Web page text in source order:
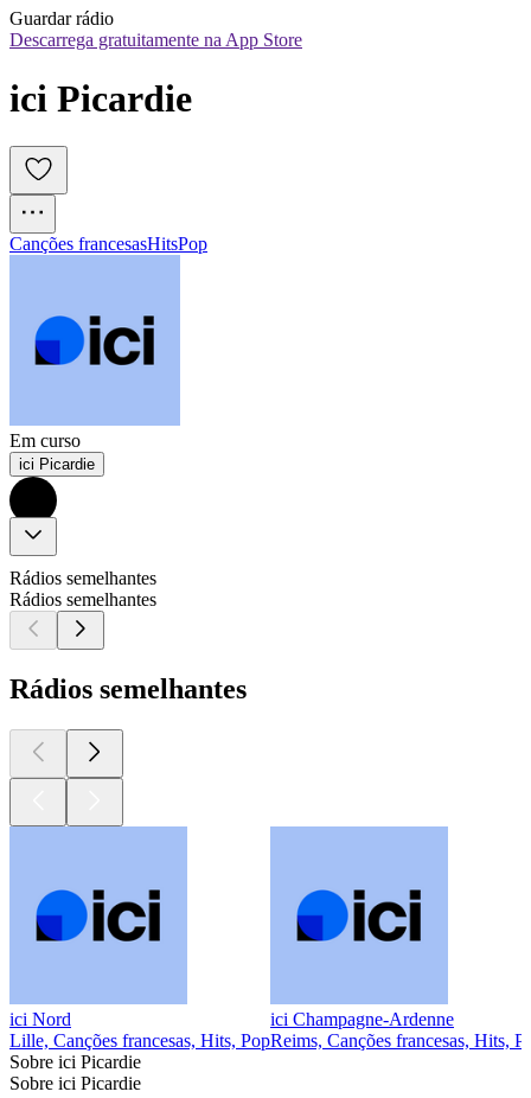
Guardar rádio
Descarrega gratuitamente na App Store
ici Picardie
Canções francesasHitsPop
Em curso
ici Picardie
Rádios semelhantes
Rádios semelhantes
Rádios semelhantes
ici Nord
Lille, Canções francesas, Hits, Pop
ici Champagne-Ardenne
Reims, Canções francesas, Hits,
Sobre ici Picardie
Sobre ici Picardie